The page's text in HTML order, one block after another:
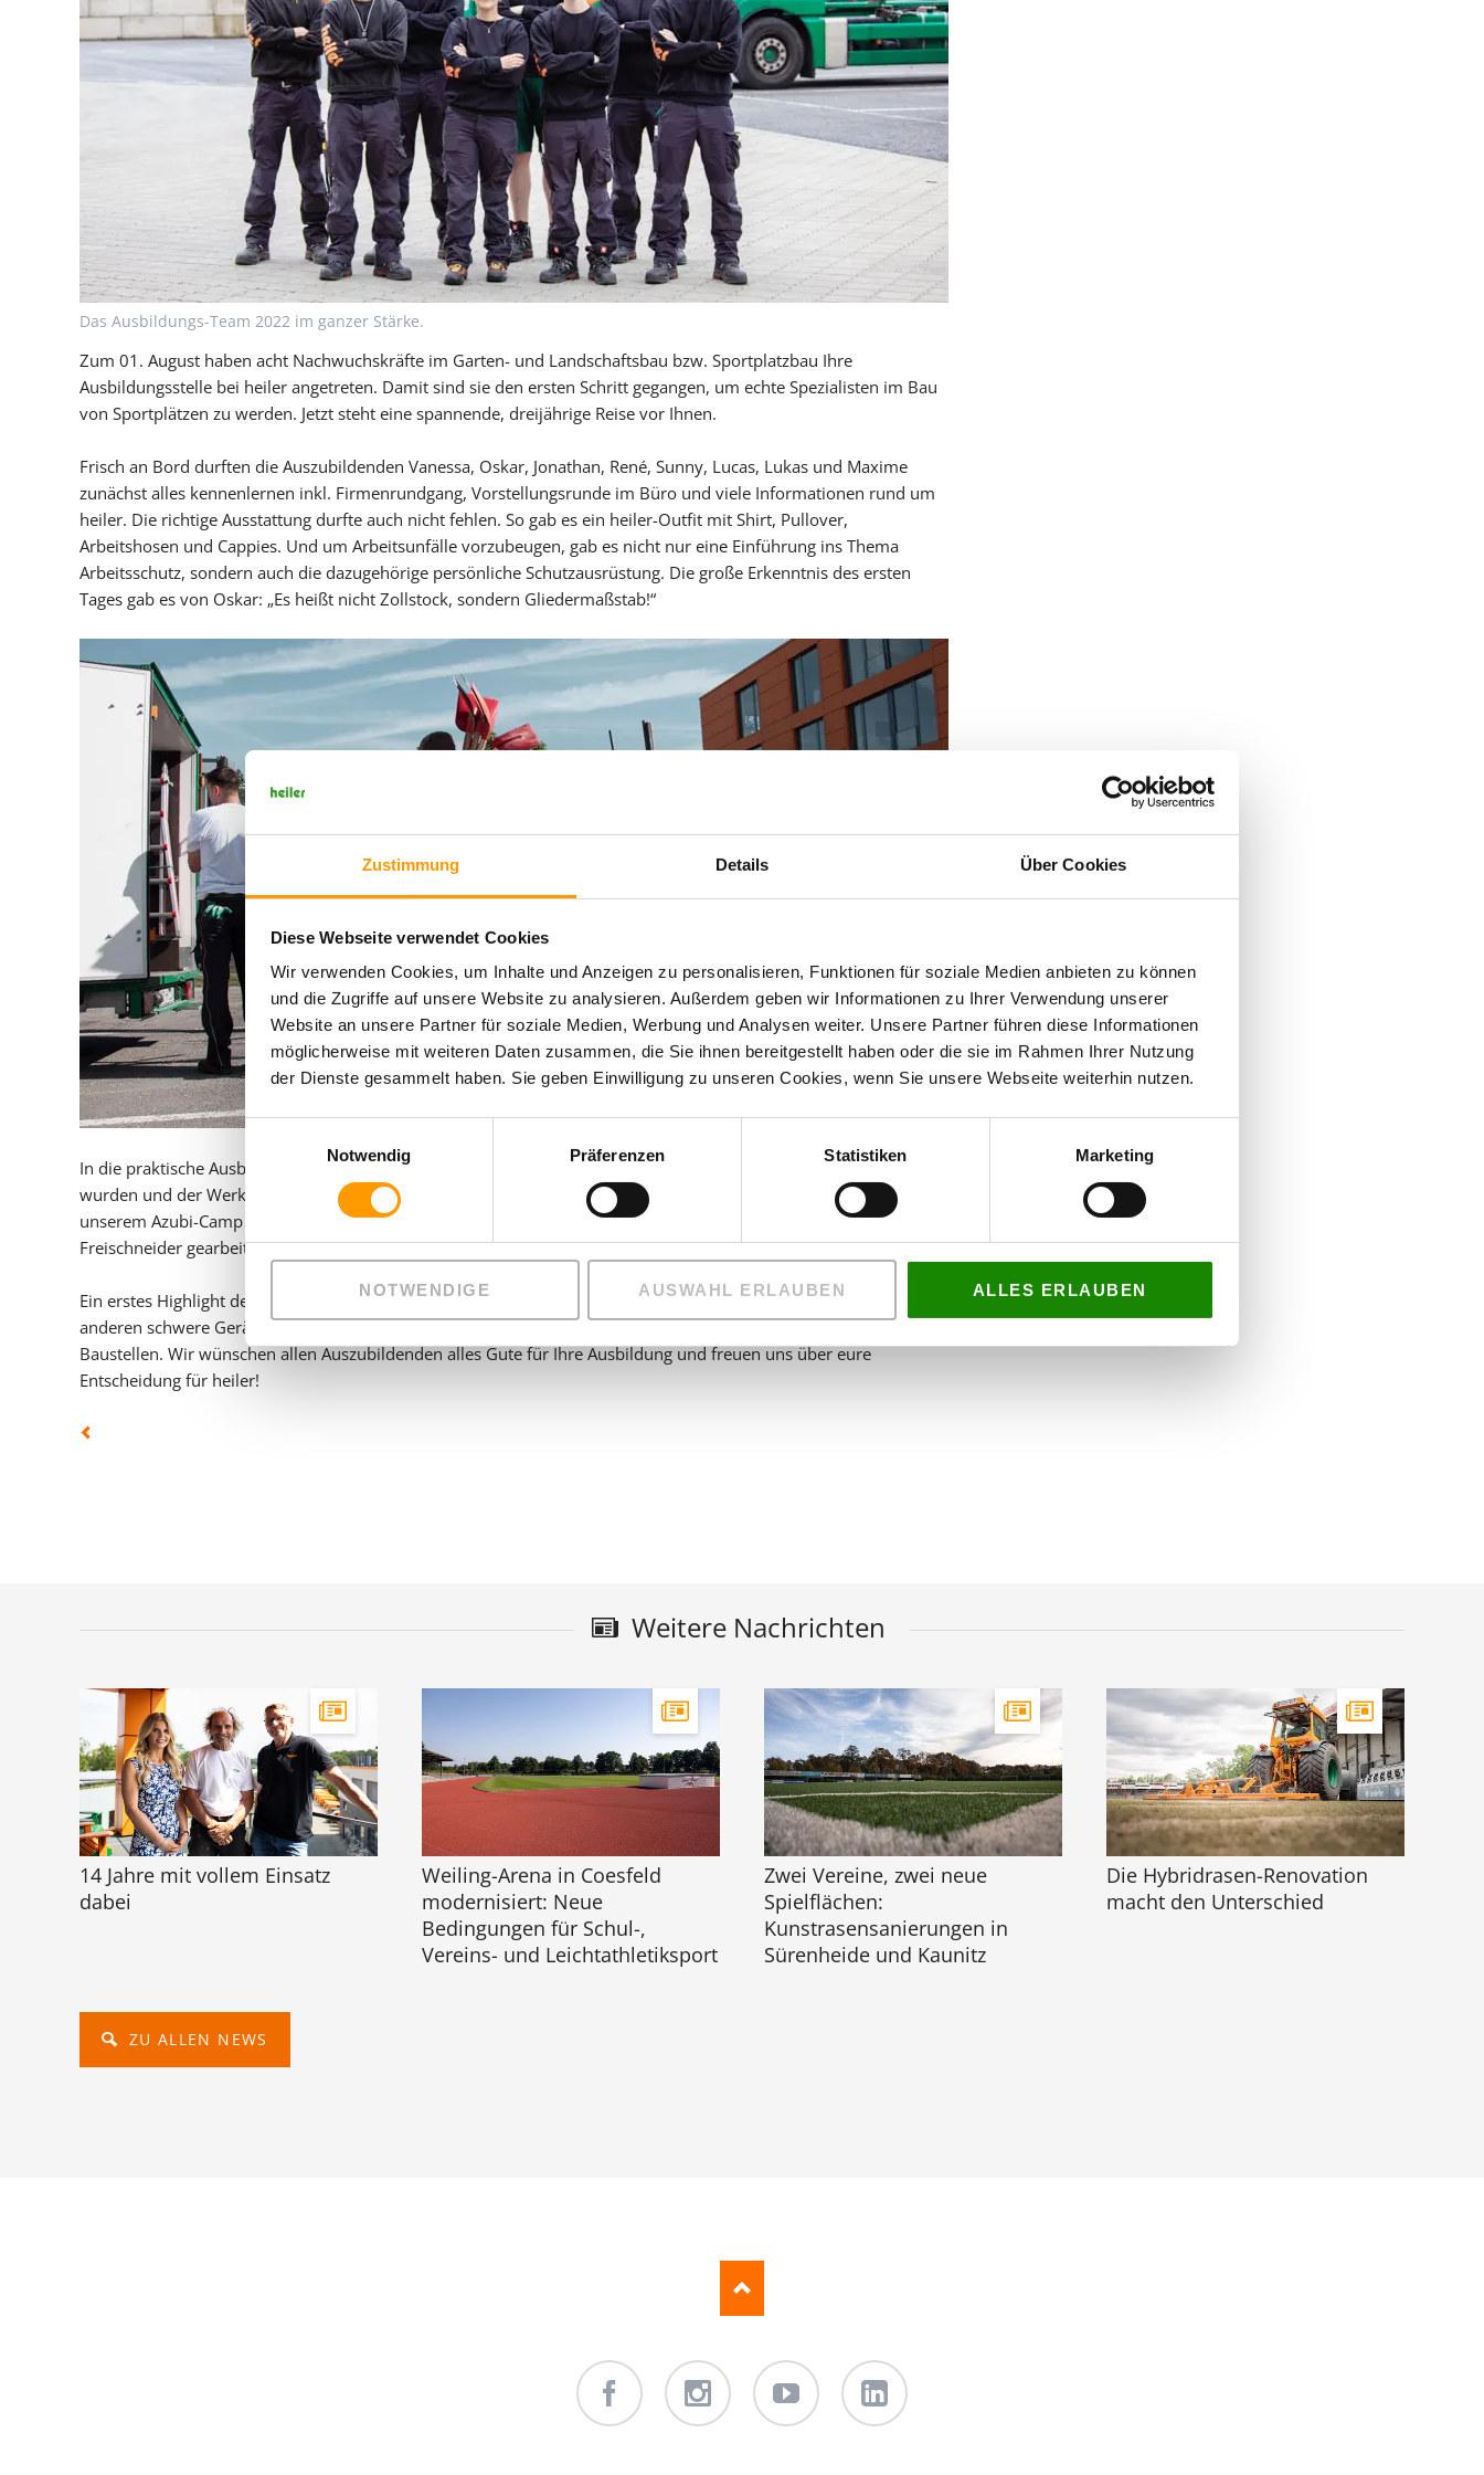
Zustimmung Details Über Cookies
Diese Webseite verwendet Cookies
Wir verwenden Cookies, um Inhalte und Anzeigen zu personalisieren, Funktionen für soziale Medien anbieten zu können
und die Zugriffe auf unsere Website zu analysieren. Außerdem geben wir Informationen zu Ihrer Verwendung unserer
Website an unsere Partner für soziale Medien, Werbung und Analysen weiter. Unsere Partner führen diese Informationen
möglicherweise mit weiteren Daten zusammen, die Sie ihnen bereitgestellt haben oder die sie im Rahmen Ihrer Nutzung
der Dienste gesammelt haben. Sie geben Einwilligung zu unseren Cookies, wenn Sie unsere Webseite weiterhin nutzen.
Einwilligungsauswahl
Notwendig
Präferenzen Statistiken Marketing
NOTWENDIGE AUSWAHL ERLAUBEN ALLES ERLAUBEN
Presse
Das Ausbildungs-Team 2022 im ganzer Stärke.
Zum 01. August haben acht Nachwuchskräfte im Garten- und Landschaftsbau bzw. Sportplatzbau Ihre
Ausbildungsstelle bei heiler angetreten. Damit sind sie den ersten Schritt gegangen, um echte Spezialisten im Bau
von Sportplätzen zu werden. Jetzt steht eine spannende, dreijährige Reise vor Ihnen.
Frisch an Bord durften die Auszubildenden Vanessa, Oskar, Jonathan, René, Sunny, Lucas, Lukas und Maxime
zunächst alles kennenlernen inkl. Firmenrundgang, Vorstellungsrunde im Büro und viele Informationen rund um
heiler. Die richtige Ausstattung durfte auch nicht fehlen. So gab es ein heiler-Outfit mit Shirt, Pullover,
Arbeitshosen und Cappies. Und um Arbeitsunfälle vorzubeugen, gab es nicht nur eine Einführung ins Thema
Arbeitsschutz, sondern auch die dazugehörige persönliche Schutzausrüstung. Die große Erkenntnis des ersten
Tages gab es von Oskar: „Es heißt nicht Zollstock, sondern Gliedermaßstab!“
In die praktische Ausbildung ging es an den folgenden Tagen. Nachdem essenzielle Werkzeuge und Geräte erklärt
wurden und der Werkzeug-Anhänger einmal aus- und wieder eingeräumt war, durfte Hand angelegt werden. In
unserem Azubi-Camp haben die acht Azubis die Hecke gestutzt, Rasengemäht, Unkraut gejätet und mit dem
Freischneider gearbeitet.
Ein erstes Highlight der Ausbildung stand zu Beginn der zweiten Woche an: Es ging endlich auf die Maschinen und
anderen schwere Geräte, wie z.B. Rüttelplatten. Demnächst geht es weiter in der Berufsschule sowie auf die ersten
Baustellen. Wir wünschen allen Auszubildenden alles Gute für Ihre Ausbildung und freuen uns über eure
Entscheidung für heiler!
Weitere Nachrichten
14 Jahre mit vollem Einsatz
dabei
Weiling-Arena in Coesfeld
modernisiert: Neue
Bedingungen für Schul-,
Vereins- und Leichtathletiksport
Zwei Vereine, zwei neue
Spielflächen:
Kunstrasensanierungen in
Sürenheide und Kaunitz
Die Hybridrasen-Renovation
macht den Unterschied
ZU ALLEN NEWS